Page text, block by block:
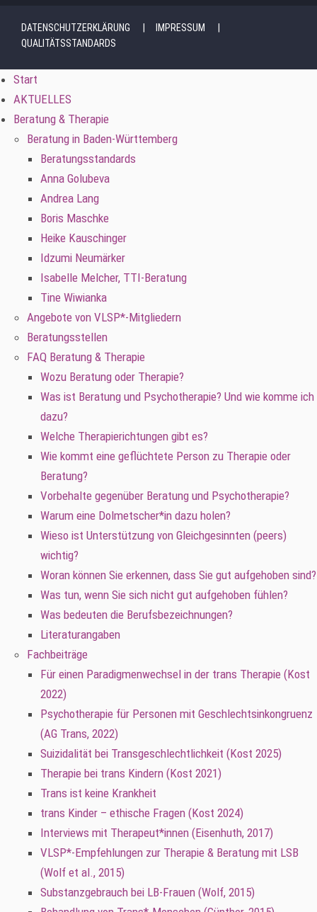
DATENSCHUTZERKLÄRUNG
IMPRESSUM
QUALITÄTSSTANDARDS
Start
AKTUELLES
Beratung & Therapie
Beratung in Baden-Württemberg
Beratungsstandards
Anna Golubeva
Andrea Lang
Boris Maschke
Heike Kauschinger
Idzumi Neumärker
Isabelle Melcher, TTI-Beratung
Tine Wiwianka
Angebote von VLSP*-Mitgliedern
Beratungsstellen
FAQ Beratung & Therapie
Wozu Beratung oder Therapie?
Was ist Beratung und Psychotherapie? Und wie komme ich
dazu?
Welche Therapierichtungen gibt es?
Wie kommt eine geflüchtete Person zu Therapie oder
Beratung?
Vorbehalte gegenüber Beratung und Psychotherapie?
Warum eine Dolmetscher*in dazu holen?
Wieso ist Unterstützung von Gleichgesinnten (peers)
wichtig?
Woran können Sie erkennen, dass Sie gut aufgehoben sind?
Was tun, wenn Sie sich nicht gut aufgehoben fühlen?
Was bedeuten die Berufsbezeichnungen?
Literaturangaben
Fachbeiträge
Für einen Paradigmenwechsel in der trans Therapie (Kost
2022)
Psychotherapie für Personen mit Geschlechtsinkongruenz
(AG Trans, 2022)
Suizidalität bei Transgeschlechtlichkeit (Kost 2025)
Therapie bei trans Kindern (Kost 2021)
Trans ist keine Krankheit
trans Kinder – ethische Fragen (Kost 2024)
Interviews mit Therapeut*innen (Eisenhuth, 2017)
VLSP*-Empfehlungen zur Therapie & Beratung mit LSB
(Wolf et al., 2015)
Substanzgebrauch bei LB-Frauen (Wolf, 2015)